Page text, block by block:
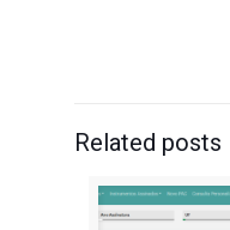
Related posts